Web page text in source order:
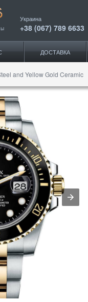
Украина
+38 (067) 789 6633
ДОСТАВКА
and Yellow Gold Ceramic